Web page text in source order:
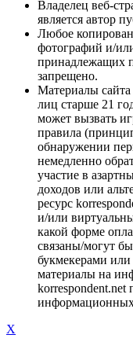
Владелец веб-
является автор
Любое
фотографий и/
принадлежащих
запрещено.
Материалы сайта
лиц старше 21
может вызвать
правила
обнаружении
немедленно
участие в
доходов или
ресурс
и/или
какой форме
связаны/могут
букмекерами
материалы на
korrespondent.net
X